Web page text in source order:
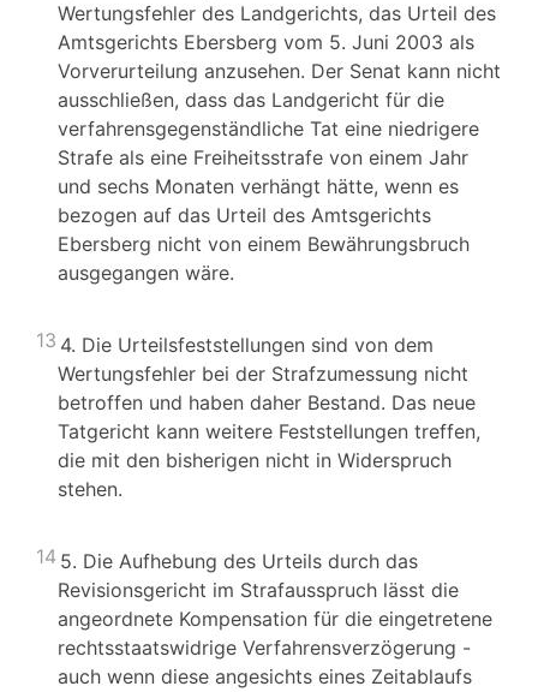
Wertungsfehler des Landgerichts, das Urteil des
Amtsgerichts Ebersberg vom 5. Juni 2003 als
Vorverurteilung anzusehen. Der Senat kann nicht
ausschließen, dass das Landgericht für die
verfahrensgegenständliche Tat eine niedrigere
Strafe als eine Freiheitsstrafe von einem Jahr
und sechs Monaten verhängt hätte, wenn es
bezogen auf das Urteil des Amtsgerichts
Ebersberg nicht von einem Bewährungsbruch
ausgegangen wäre.
13 4. Die Urteilsfeststellungen sind von dem
Wertungsfehler bei der Strafzumessung nicht
betroffen und haben daher Bestand. Das neue
Tatgericht kann weitere Feststellungen treffen,
die mit den bisherigen nicht in Widerspruch
stehen.
14 5. Die Aufhebung des Urteils durch das
Revisionsgericht im Strafausspruch lässt die
angeordnete Kompensation für die eingetretene
rechtsstaatswidrige Verfahrensverzögerung -
auch wenn diese angesichts eines Zeitablaufs